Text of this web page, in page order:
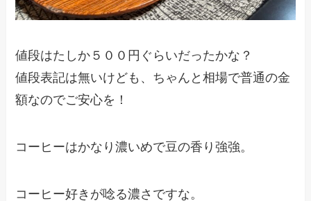
値段はたしか５００円ぐらいだったかな？
値段表記は無いけども、ちゃんと相場で普通の金
額なのでご安心を！
コーヒーはかなり濃いめで豆の香り強強。
コーヒー好きが唸る濃さですな。